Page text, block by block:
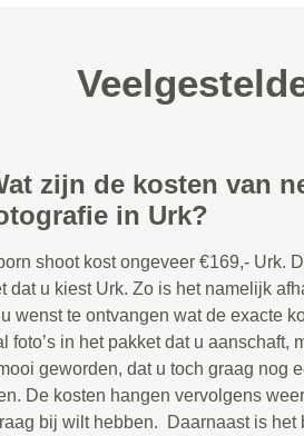
zijn de kosten van
in Urk?
shoot kost ongeveer €169,- Urk.
dat u kiest Urk. Zo is het namelijk
u wenst te ontvangen wat de exacte
foto’s in het pakket dat u aanschaft,
geworden, dat u toch graag nog
De kosten hangen vervolgens
bij wilt hebben. Daarnaast is het